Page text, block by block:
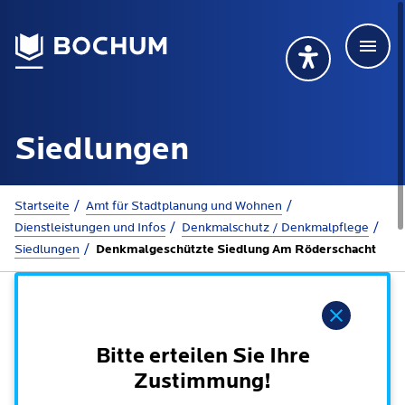
Übersetzung
Deutsch
Siedlungen
Startseite
Amt für Stadtplanung und Wohnen
Dienstleistungen und Infos
Denkmalschutz / Denkmalpflege
Siedlungen
Denkmalgeschützte Siedlung Am Röderschacht
Bitte erteilen Sie Ihre
Zustimmung!
Übersetzung wählen (öffnet sich in Google
Deutsch
Rathaus
Online-Terminbuchung
Dienstleistungen nach Lebenslagen